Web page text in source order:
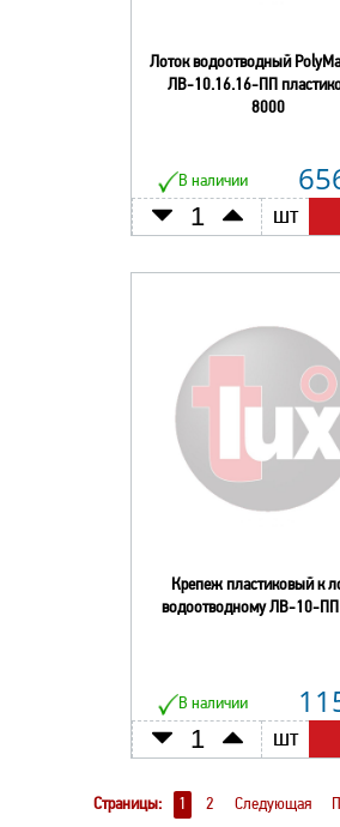
Лоток водоотводный
ЛВ-10.16.16-ПП
8000
В наличии
шт
Крепеж пластиковый к
водоотводному ЛВ-10-
В наличии
шт
Страницы: 1 2 Следующая